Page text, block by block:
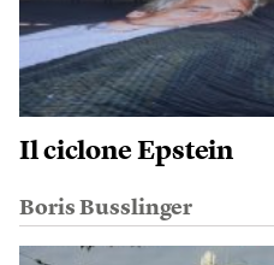
Il ciclone Epstein
Boris Busslinger